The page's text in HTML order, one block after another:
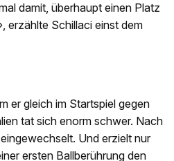
damit, überhaupt einen Platz
erzählte Schillaci einst dem
er gleich im Startspiel gegen
tat sich enorm schwer. Nach
Und erzielt nur
ersten Ballberührung den